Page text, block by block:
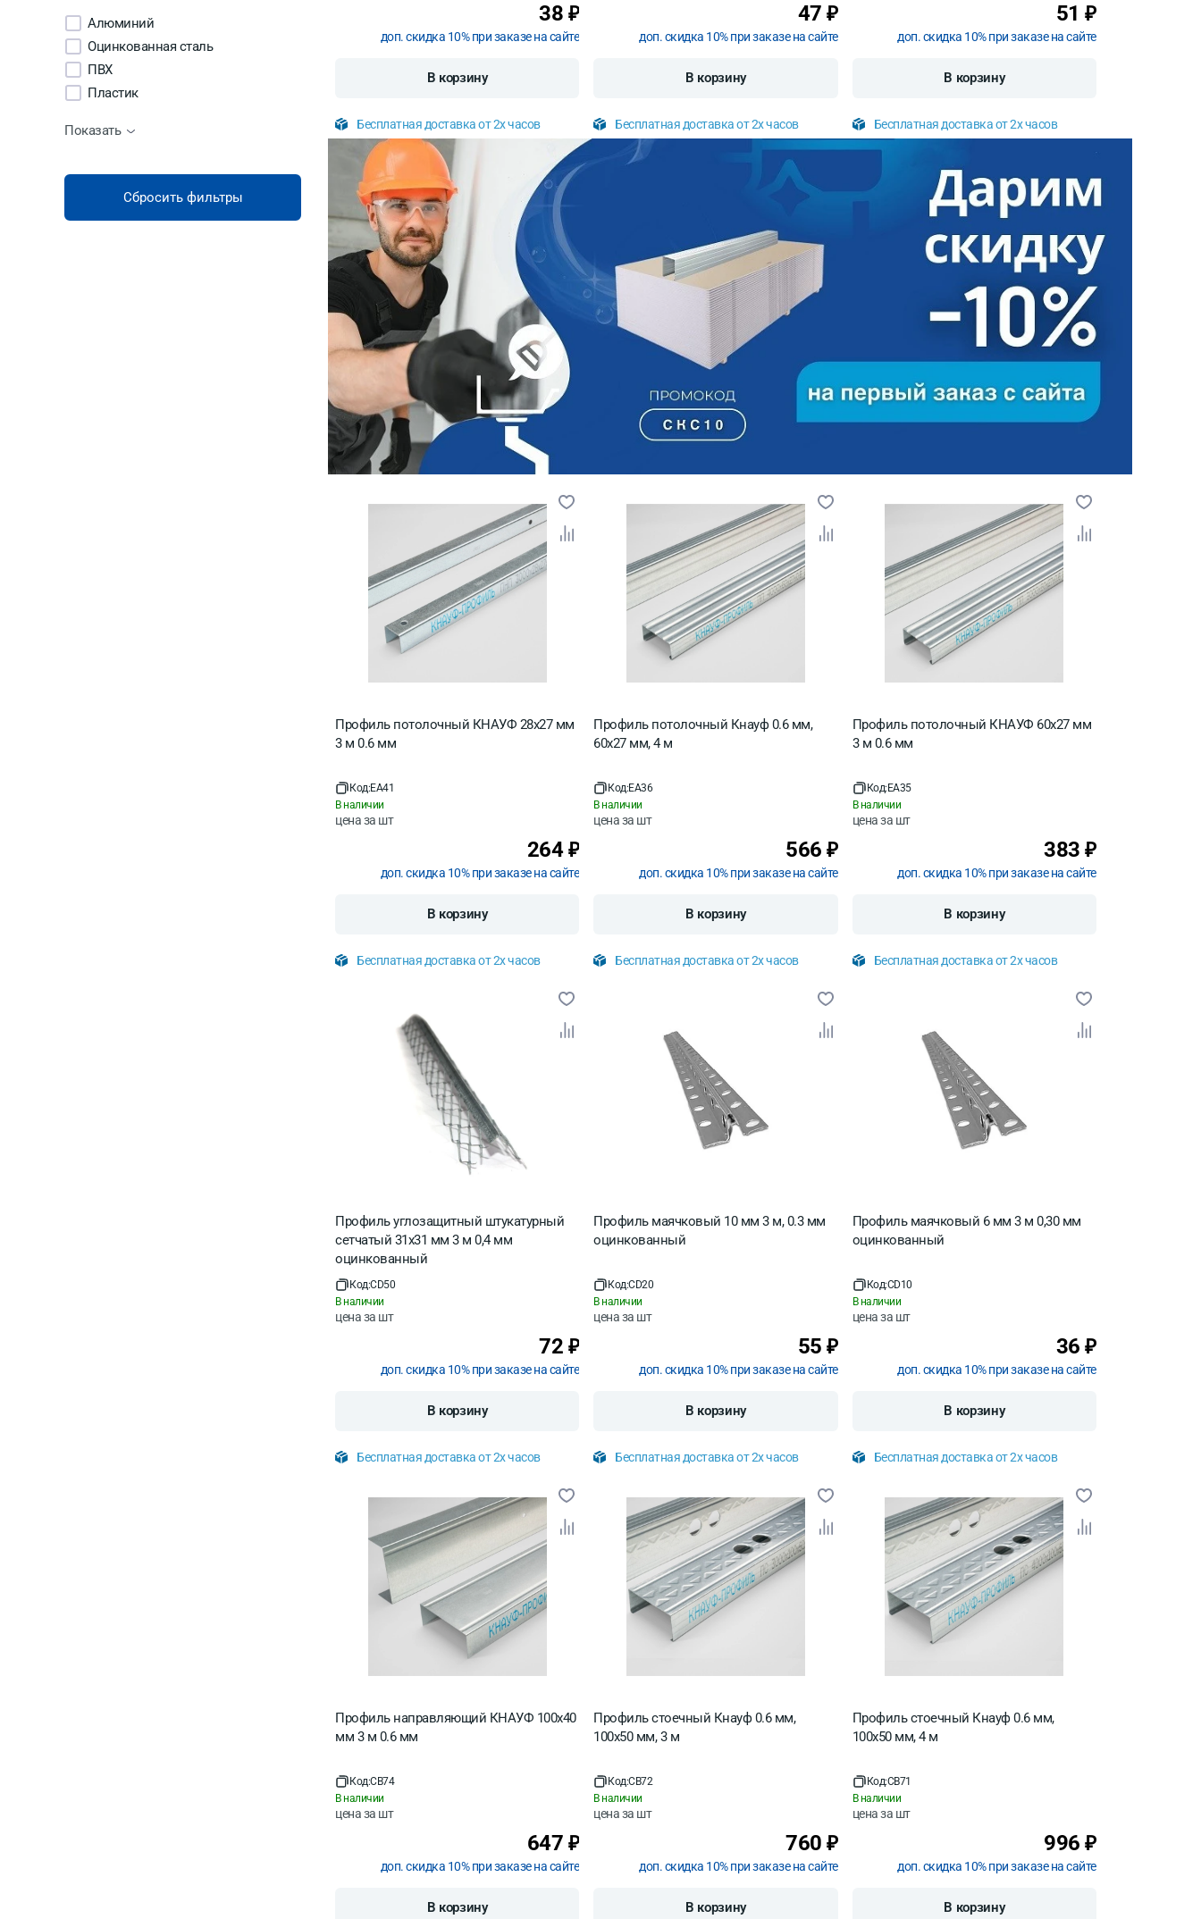
Алюминий
Оцинкованная сталь
ПВХ
Пластик
Показать
38 ₽
доп. скидка 10% при заказе на сайте
В корзину
Бесплатная доставка от 2х часов
47₽
доп. скидка 10% при заказе на сайте
В корзину
Бесплатная доставка от 2х часов
51₽
доп. скидка 10% при заказе на сайте
В корзину
Бесплатная доставка от 2х часов
Профиль потолочный КНАУФ 28х27 мм
3 м 0.6 мм
Код:EA41
В наличии
цена за шт
264 ₽
доп. скидка 10% при заказе на сайте
В корзину
Бесплатная доставка от 2х часов
Профиль потолочный Кнауф 0.6 мм,
60х27 мм, 4 м
Код:EA36
В наличии
цена за шт
566₽
доп. скидка 10% при заказе на сайте
В корзину
Бесплатная доставка от 2х часов
Профиль потолочный КНАУФ 60х27 мм
3 м 0.6 мм
Код:EA35
В наличии
цена за шт
383₽
доп. скидка 10% при заказе на сайте
В корзину
Бесплатная доставка от 2х часов
Профиль углозащитный штукатурный
сетчатый 31х31 мм 3 м 0,4 мм
оцинкованный
Код:CD50
В наличии
цена за шт
72 ₽
доп. скидка 10% при заказе на сайте
В корзину
Бесплатная доставка от 2х часов
Профиль маячковый 10 мм 3 м, 0.3 мм
оцинкованный
Код:CD20
В наличии
цена за шт
55₽
доп. скидка 10% при заказе на сайте
В корзину
Бесплатная доставка от 2х часов
Профиль маячковый 6 мм 3 м 0,30 мм
оцинкованный
Код:CD10
В наличии
цена за шт
36₽
доп. скидка 10% при заказе на сайте
В корзину
Бесплатная доставка от 2х часов
Профиль направляющий КНАУФ 100х40
мм 3 м 0.6 мм
Код:CB74
В наличии
цена за шт
647 ₽
доп. скидка 10% при заказе на сайте
В корзину
Профиль стоечный Кнауф 0.6 мм,
100х50 мм, 3 м
Код:CB72
В наличии
цена за шт
760₽
доп. скидка 10% при заказе на сайте
В корзину
Профиль стоечный Кнауф 0.6 мм,
100х50 мм, 4 м
Код:CB71
В наличии
цена за шт
996₽
доп. скидка 10% при заказе на сайте
В корзину